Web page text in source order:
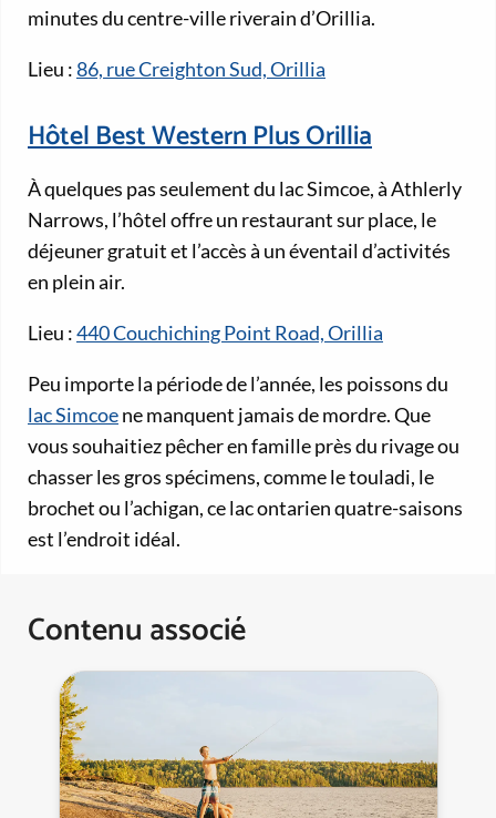
minutes du centre-ville riverain d’Orillia.
Lieu :86, rue Creighton Sud, Orillia
Hôtel Best Western Plus Orillia
À quelques pas seulement du lac Simcoe, à Athlerly
Narrows, l’hôtel offre un restaurant sur place, le
déjeuner gratuit et l’accès à un éventail d’activités
en plein air.
Lieu :440 Couchiching Point Road, Orillia
Peu importe la période de l’année, les poissons du
lac Simcoene manquent jamais de mordre. Que
vous souhaitiez pêcher en famille près du rivage ou
chasser les gros spécimens, comme le touladi, le
brochet ou l’achigan, ce lac ontarien quatre-saisons
est l’endroit idéal.
Contenu associé